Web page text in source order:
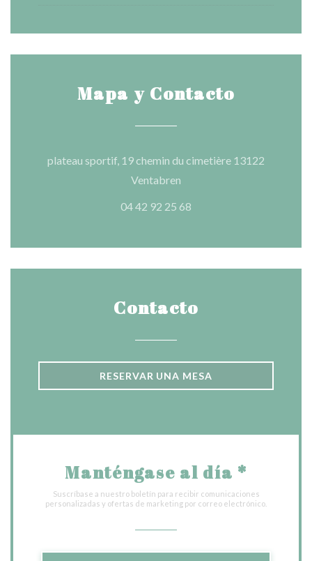
Mapa y Contacto
plateau sportif, 19 chemin du cimetière 13122
Ventabren
04 42 92 25 68
Contacto
RESERVAR UNA MESA
Manténgase al día *
Suscríbase a nuestro boletín para recibir comunicaciones
personalizadas y ofertas de marketing por correo electrónico.